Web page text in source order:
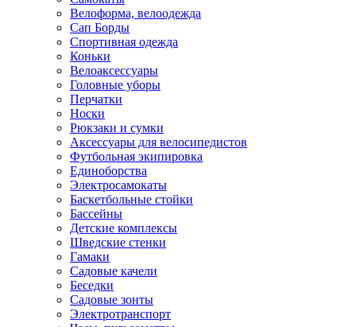
Велоформа, велоодежда
Сап Борды
Спортивная одежда
Коньки
Велоаксессуары
Головные уборы
Перчатки
Носки
Рюкзаки и сумки
Аксессуары для велосипедистов
Футбольная экипировка
Единоборства
Электросамокаты
Баскетбольные стойки
Бассейны
Детские комплексы
Шведские стенки
Гамаки
Садовые качели
Беседки
Садовые зонты
Электротранспорт